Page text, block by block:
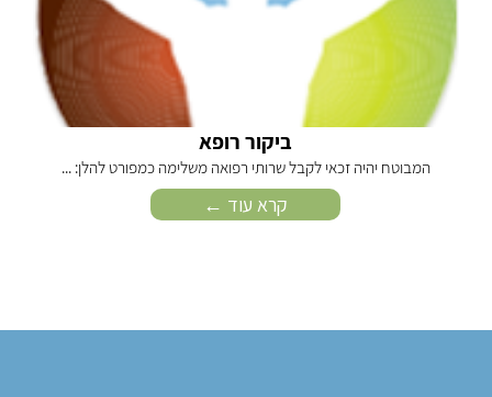
ביקור רופא
המבוטח יהיה זכאי לקבל שרותי רפואה משלימה כמפורט להלן: ...
קרא עוד ←